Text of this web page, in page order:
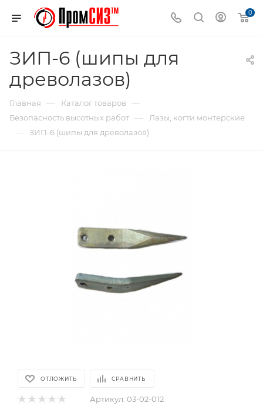
0
ЗИП-6 (шипы для
древолазов)
Главная — Каталог товаров —
Безопасность высотных работ — Лазы, когти монтерские
— ЗИП-6 (шипы для древолазов)
ОТЛОЖИТЬ СРАВНИТЬ
Артикул: 03-02-012